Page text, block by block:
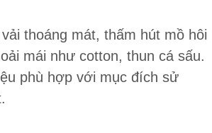
thoáng mát, thấm hút mồ hôi
mái như cotton, thun cá sấu.
phù hợp với mục đích sử